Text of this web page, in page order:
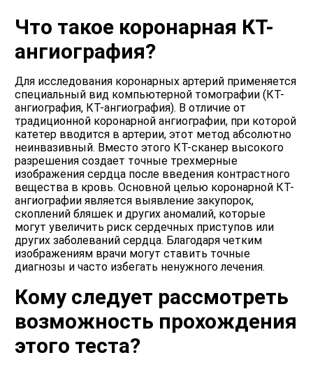
Что такое коронарная КТ-
ангиография?
Для исследования коронарных артерий применяется
специальный вид компьютерной томографии (КТ-
ангиография, КТ-ангиография). В отличие от
традиционной коронарной ангиографии, при которой
катетер вводится в артерии, этот метод абсолютно
неинвазивный. Вместо этого КТ-сканер высокого
разрешения создает точные трехмерные
изображения сердца после введения контрастного
вещества в кровь. Основной целью коронарной КТ-
ангиографии является выявление закупорок,
скоплений бляшек и других аномалий, которые
могут увеличить риск сердечных приступов или
других заболеваний сердца. Благодаря четким
изображениям врачи могут ставить точные
диагнозы и часто избегать ненужного лечения.
Кому следует рассмотреть
возможность прохождения
этого теста?